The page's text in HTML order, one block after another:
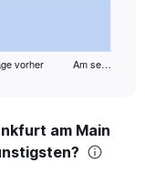
vorher Am se…
am Main